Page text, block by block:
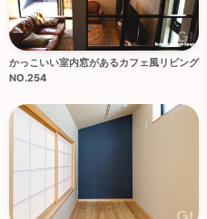
かっこいい室内窓があるカフェ風リビング
NO.254